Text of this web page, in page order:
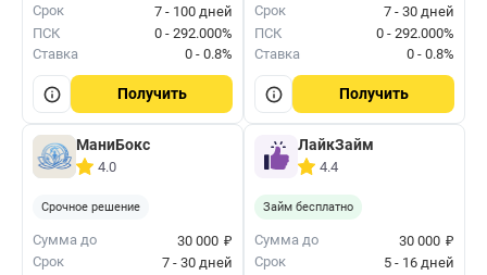
Срок
7 - 100 дней
ПСК
0 - 292.000%
Ставка
0 - 0.8%
Получить
Срок
7 - 30 дней
ПСК
0 - 292.000%
Ставка
0 - 0.8%
Получить
МаниБокс
4.0
Срочное решение
Сумма до 30 000 ₽
Срок
7 - 30 дней
ЛайкЗайм
4.4
Займ бесплатно
Сумма до 30 000 ₽
Срок
5 - 16 дней